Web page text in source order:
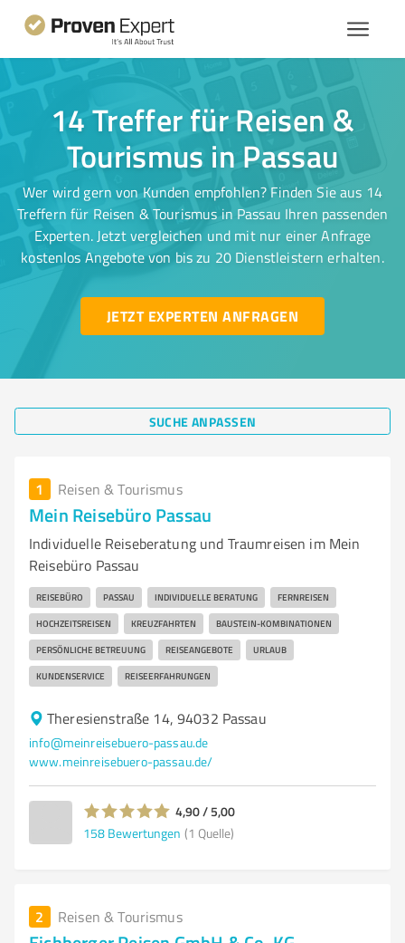
14 Treffer für Reisen &
Tourismus in Passau
Wer wird gern von Kunden empfohlen? Finden Sie aus 14
Treffern für Reisen & Tourismus in Passau Ihren passenden
Experten. Jetzt vergleichen und mit nur einer Anfrage
kostenlos Angebote von bis zu 20 Dienstleistern erhalten.
JETZT EXPERTEN ANFRAGEN
SUCHE ANPASSEN
1 Reisen & Tourismus
Mein Reisebüro Passau
Individuelle Reiseberatung und Traumreisen im Mein
Reisebüro Passau
REISEBÜRO PASSAU INDIVIDUELLE BERATUNG FERNREISEN
HOCHZEITSREISEN KREUZFAHRTEN BAUSTEIN-KOMBINATIONEN
PERSÖNLICHE BETREUUNG REISEANGEBOTE URLAUB
KUNDENSERVICE REISEERFAHRUNGEN
Theresienstraße 14, 94032 Passau
info@meinreisebuero-passau.de
www.meinreisebuero-passau.de/
4,90 / 5,00
158 Bewertungen (1 Quelle)
2 Reisen & Tourismus